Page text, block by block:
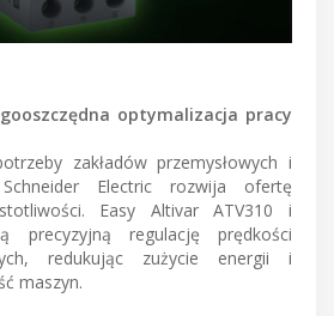
optymalizacja pracy
zakładów przemysłowych i
Electric rozwija ofertę
Easy Altivar ATV310 i
precyzyjną regulację prędkości
redukując zużycie energii i
maszyn.